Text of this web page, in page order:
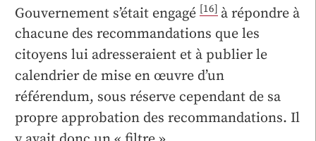
Gouvernement s’était engagé [16] à répondre à
chacune des recommandations que les
citoyens lui adresseraient et à publier le
calendrier de mise en œuvre d’un
référendum, sous réserve cependant de sa
propre approbation des recommandations. Il